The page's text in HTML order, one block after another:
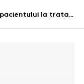
14 drepturi ale pacientului: dreptul pacientului la tratament personalizat